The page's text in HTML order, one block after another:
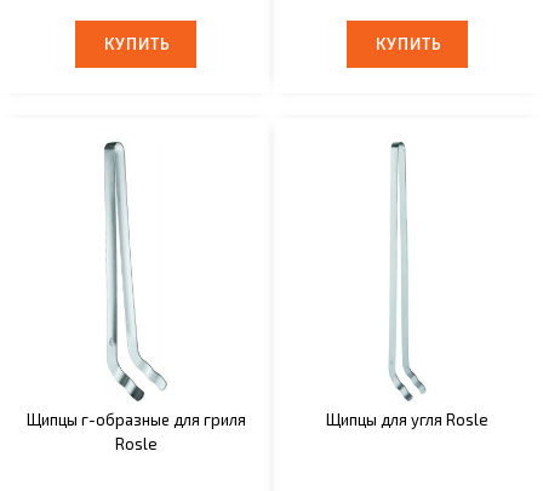
КУПИТЬ
КУПИТЬ КУПИТЬ
КУПИТЬ
Щипцы г-образные для гриля
Rosle
Щипцы для угля Rosle